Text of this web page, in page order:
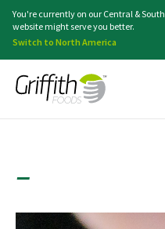
You're currently on our Central &
website might serve you better.
Switch to North America
–